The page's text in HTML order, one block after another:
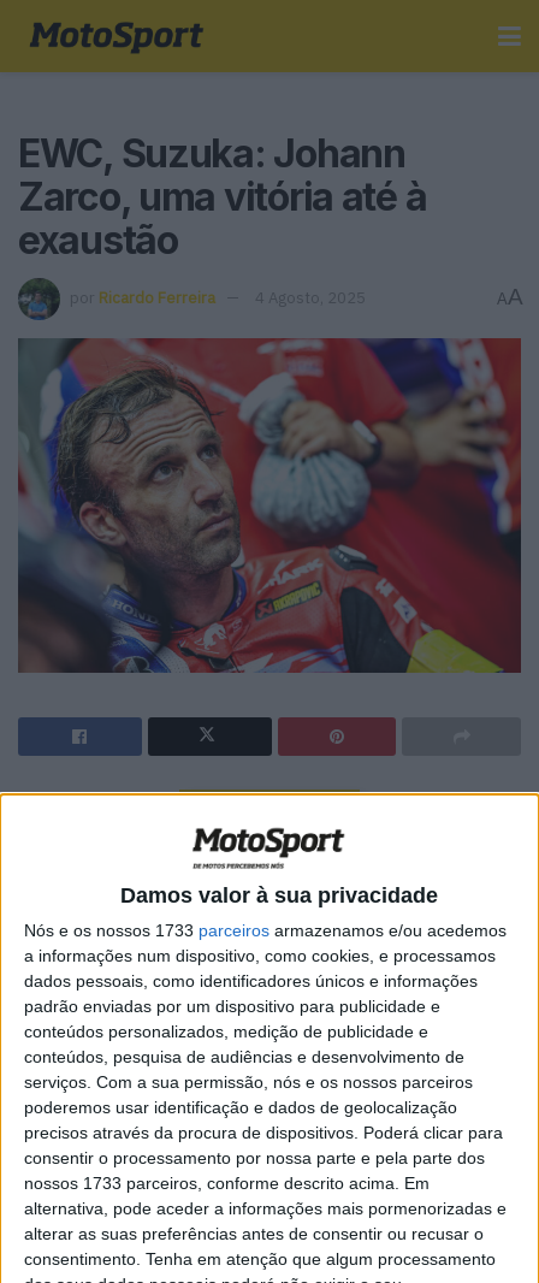
Damos valor à sua privacidade
Nós e os nossos 1733 parceiros armazenamos e/ou acedemos
a informações num dispositivo, como cookies, e processamos
dados pessoais, como identificadores únicos e informações
padrão enviadas por um dispositivo para publicidade e
conteúdos personalizados, medição de publicidade e
conteúdos, pesquisa de audiências e desenvolvimento de
serviços. Com a sua permissão, nós e os nossos parceiros
poderemos usar identificação e dados de geolocalização
precisos através da procura de dispositivos. Poderá clicar para
consentir o processamento por nossa parte e pela parte dos
nossos 1733 parceiros, conforme descrito acima. Em
alternativa, pode aceder a informações mais pormenorizadas e
alterar as suas preferências antes de consentir ou recusar o
consentimento. Tenha em atenção que algum processamento
EWC, Suzuka: Johann
Zarco, uma vitória até à
exaustão
por Ricardo Ferreira 4 Agosto, 2025 AA
Johann Zarco parecia completamente esgotado depois
de conquistar a sua segunda vitória consecutiva nas 8
Horas de Suzuka em condições quentes e sufocantes. O
piloto francês foi forçado a competir com Takumi
Takahashi como dupla depois de Xavi Vierge não ter
podido participar na clássica de resistência japonesa
devido ao que a Honda descreveu como “razões
processuais”.
Isto significou que Zarco e Takahashi tiveram de pilotar
durante quase quatro horas cada um em Suzuka, com
tempo de inatividade limitado entre os seus turnos,
enquanto os seus rivais foram sujeitos a condições
menos severas, competindo com três pilotos cada.